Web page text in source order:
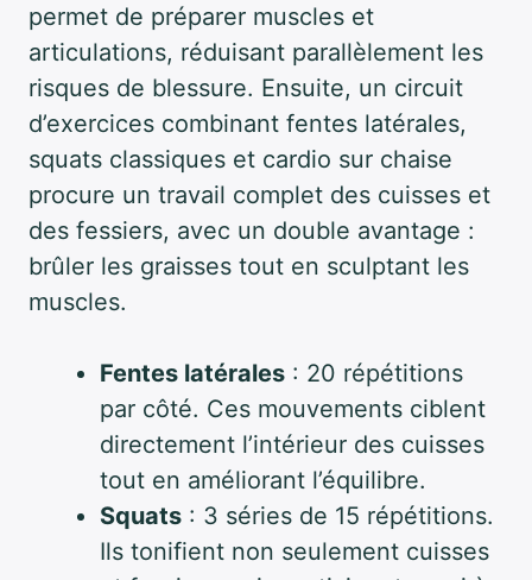
permet de préparer muscles et
articulations, réduisant parallèlement les
risques de blessure. Ensuite, un circuit
d’exercices combinant fentes latérales,
squats classiques et cardio sur chaise
procure un travail complet des cuisses et
des fessiers, avec un double avantage :
brûler les graisses tout en sculptant les
muscles.
Fentes latérales : 20 répétitions
par côté. Ces mouvements ciblent
directement l’intérieur des cuisses
tout en améliorant l’équilibre.
Squats : 3 séries de 15 répétitions.
Ils tonifient non seulement cuisses